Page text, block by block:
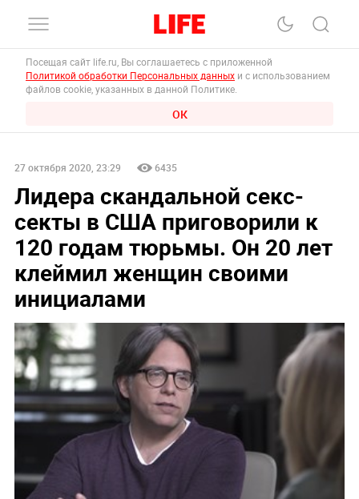
Посещая сайт life.ru, Вы соглашаетесь с приложенной
Политикой обработки Персональных данных и с использованием
файлов cookie, указанных в данной Политике.
ОК
27 октября 2020, 23:29 6435
Лидера скандальной секс-
секты в США приговорили к
120 годам тюрьмы. Он 20 лет
клеймил женщин своими
инициалами